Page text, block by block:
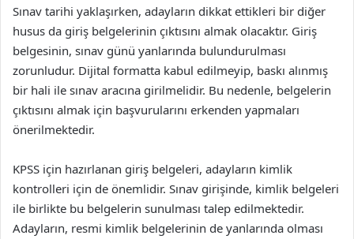
Sınav tarihi yaklaşırken, adayların dikkat ettikleri bir diğer
husus da giriş belgelerinin çıktısını almak olacaktır. Giriş
belgesinin, sınav günü yanlarında bulundurulması
zorunludur. Dijital formatta kabul edilmeyip, baskı alınmış
bir hali ile sınav aracına girilmelidir. Bu nedenle, belgelerin
çıktısını almak için başvurularını erkenden yapmaları
önerilmektedir.
KPSS için hazırlanan giriş belgeleri, adayların kimlik
kontrolleri için de önemlidir. Sınav girişinde, kimlik belgeleri
ile birlikte bu belgelerin sunulması talep edilmektedir.
Adayların, resmi kimlik belgelerinin de yanlarında olması